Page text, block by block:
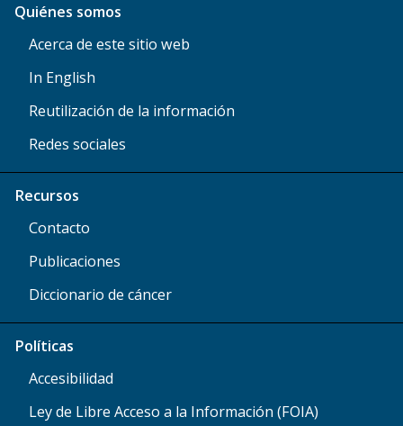
Quiénes somos
Acerca de este sitio web
In English
Reutilización de la información
Redes sociales
Recursos
Contacto
Publicaciones
Diccionario de cáncer
Políticas
Accesibilidad
Ley de Libre Acceso a la Información (FOIA)